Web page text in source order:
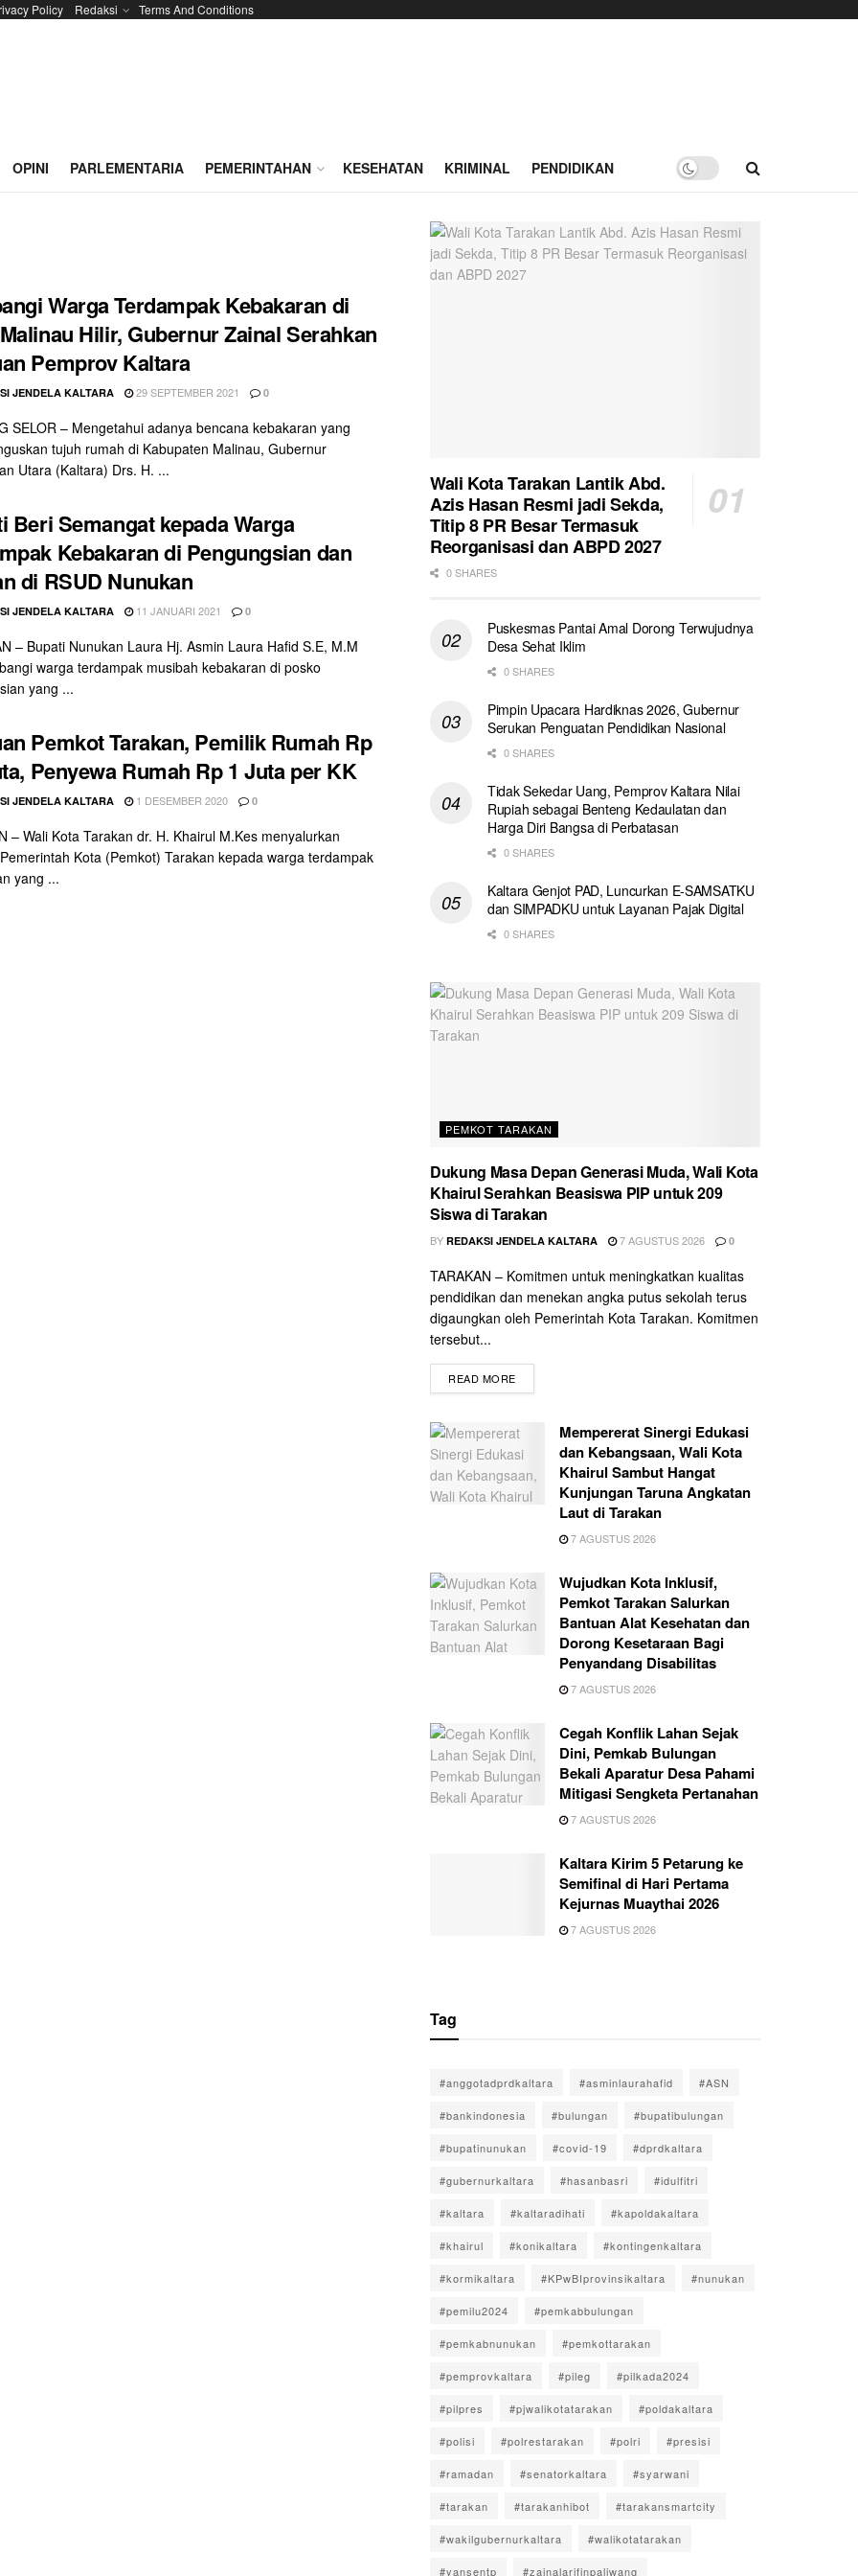
Policy Redaksi Terms And Conditions
OPINI PARLEMENTARIA PEMERINTAHAN KESEHATAN KRIMINAL PENDIDIKAN
Warga Terdampak Kebakaran di
Hilir, Gubernur Zainal Serahkan
Pemprov Kaltara
JENDELA KALTARA 29 SEPTEMBER 2021 0
SELOR – Mengetahui adanya bencana kebakaran yang
tujuh rumah di Kabupaten Malinau, Gubernur
Utara (Kaltara) Drs. H. ...
Beri Semangat kepada Warga
Kebakaran di Pengungsian dan
di RSUD Nunukan
JENDELA KALTARA 11 JANUARI 2021 0
– Bupati Nunukan Laura Hj. Asmin Laura Hafid S.E, M.M
warga terdampak musibah kebakaran di posko
yang ...
Pemkot Tarakan, Pemilik Rumah Rp
Penyewa Rumah Rp 1 Juta per KK
JENDELA KALTARA 1 DESEMBER 2020 0
– Wali Kota Tarakan dr. H. Khairul M.Kes menyalurkan
Kota (Pemkot) Tarakan kepada warga terdampak
yang ...
Wali Kota Tarakan Lantik Abd.
Azis Hasan Resmi jadi Sekda,
Titip 8 PR Besar Termasuk
Reorganisasi dan ABPD 2027
0 SHARES
Puskesmas Pantai Amal Dorong Terwujudnya
Desa Sehat Iklim
0 SHARES
Pimpin Upacara Hardiknas 2026, Gubernur
Serukan Penguatan Pendidikan Nasional
0 SHARES
Tidak Sekedar Uang, Pemprov Kaltara Nilai
Rupiah sebagai Benteng Kedaulatan dan
Harga Diri Bangsa di Perbatasan
0 SHARES
Kaltara Genjot PAD, Luncurkan E-SAMSATKU
dan SIMPADKU untuk Layanan Pajak Digital
0 SHARES
PEMKOT TARAKAN
Dukung Masa Depan Generasi Muda, Wali Kota
Khairul Serahkan Beasiswa PIP untuk 209
Siswa di Tarakan
BY REDAKSI JENDELA KALTARA 7 AGUSTUS 2026 0
TARAKAN – Komitmen untuk meningkatkan kualitas
pendidikan dan menekan angka putus sekolah terus
digaungkan oleh Pemerintah Kota Tarakan. Komitmen
tersebut...
READ MORE
Mempererat Sinergi Edukasi
dan Kebangsaan, Wali Kota
Khairul Sambut Hangat
Kunjungan Taruna Angkatan
Laut di Tarakan
7 AGUSTUS 2026
Wujudkan Kota Inklusif,
Pemkot Tarakan Salurkan
Bantuan Alat Kesehatan dan
Dorong Kesetaraan Bagi
Penyandang Disabilitas
7 AGUSTUS 2026
Cegah Konflik Lahan Sejak
Dini, Pemkab Bulungan
Bekali Aparatur Desa Pahami
Mitigasi Sengketa Pertanahan
7 AGUSTUS 2026
Kaltara Kirim 5 Petarung ke
Semifinal di Hari Pertama
Kejurnas Muaythai 2026
7 AGUSTUS 2026
Tag
#anggotadprdkaltara #asminlaurahafid #ASN
#bankindonesia #bulungan #bupatibulungan
#bupatinunukan #covid-19 #dprdkaltara
#gubernurkaltara #hasanbasri #idulfitri
#kaltara #kaltaradihati #kapoldakaltara
#khairul #konikaltara #kontingenkaltara
#kormikaltara #KPwBIprovinsikaltara #nunukan
#pemilu2024 #pemkabbulungan
#pemkabnunukan #pemkottarakan
#pemprovkaltara #pileg #pilkada2024
#pilpres #pjwalikotatarakan #poldakaltara
#polisi #polrestarakan #polri #presisi
#ramadan #senatorkaltara #syarwani
#tarakan #tarakanhibot #tarakansmartcity
#wakilgubernurkaltara #walikotatarakan
#yansentp #zainalarifinpaliwang